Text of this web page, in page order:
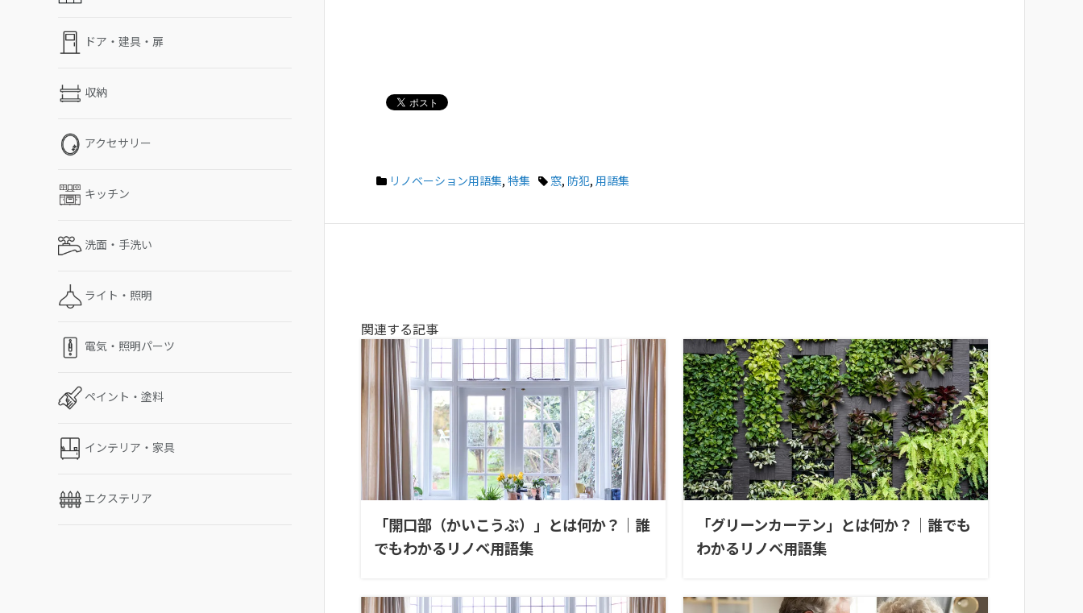
リノベーション用語集, 特集 窓, 防犯, 用語集
関連する記事
「開口部（かいこうぶ）」とは何か？｜誰
でもわかるリノベ用語集
「グリーンカーテン」とは何か？｜誰でも
わかるリノベ用語集
ドア・建具・扉
収納
アクセサリー
キッチン
洗面・手洗い
ライト・照明
電気・照明パーツ
ペイント・塗料
インテリア・家具
エクステリア